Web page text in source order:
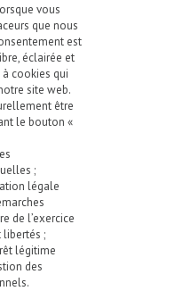
vous
que nous
est
éclairée et
cookies qui
site web.
être
le bouton «
;
légale
de l’exercice
;
légitime
des